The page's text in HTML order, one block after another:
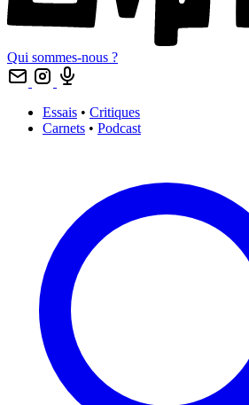
Qui sommes-nous ?
Essais • Critiques
Carnets • Podcast